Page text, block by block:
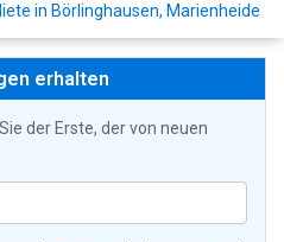
in Börlinghausen, Marienheide
erhalten
der Erste, der von neuen